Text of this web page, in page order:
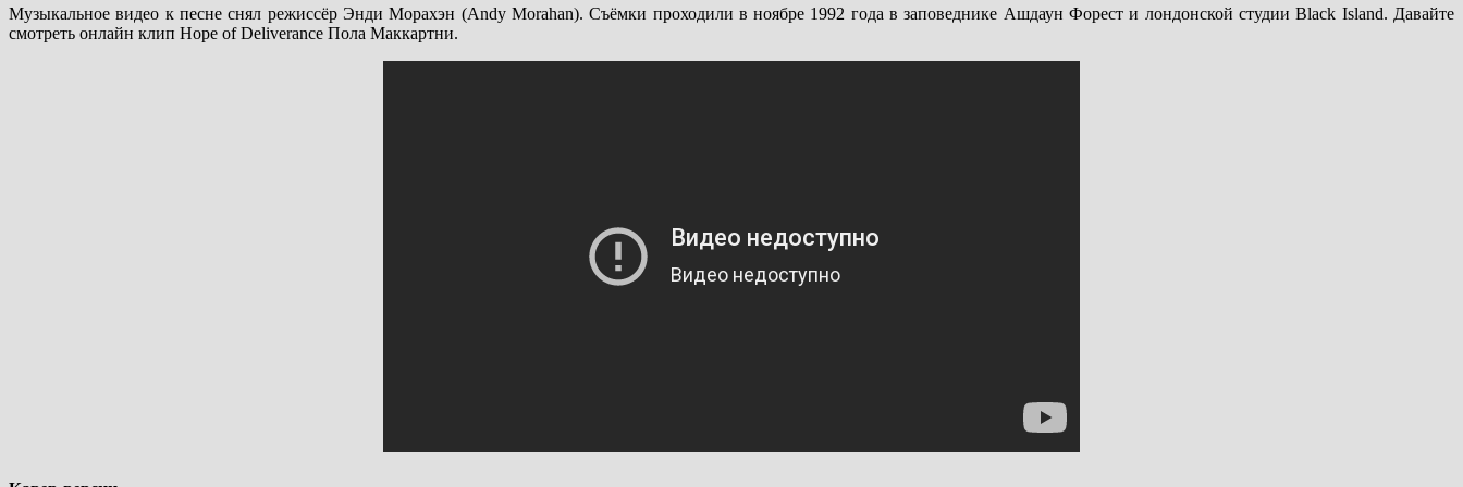
Музыкальное видео к песне снял режиссёр Энди Морахэн (Andy Morahan). Съёмки проходили в ноябре 1992 года в заповеднике Ашдаун Форест и лондонской студии Black Island. Давайте
смотреть онлайн клип Hope of Deliverance Пола Маккартни.